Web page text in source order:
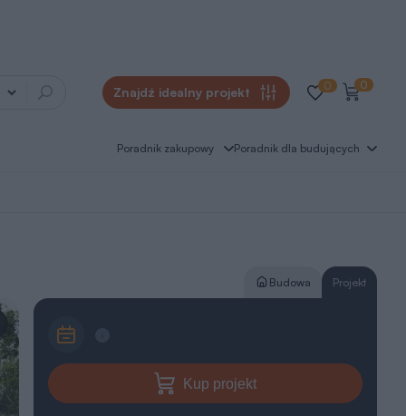
Znajdź idealny projekt 0 0
Poradnik zakupowy Poradnik dla budujących
Budowa Projekt
Kup projekt